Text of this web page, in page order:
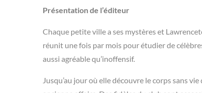
Présentation de l’éditeur
Chaque petite ville a ses mystères et
réunit une fois par mois pour étudier de
aussi agréable qu’inoffensif.
Jusqu’au jour où elle découvre le corps sans